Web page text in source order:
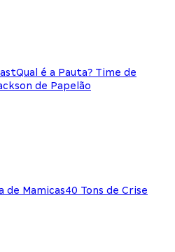
Qual é a Pauta? Time de
de Papelão
de Mamicas40 Tons de Crise